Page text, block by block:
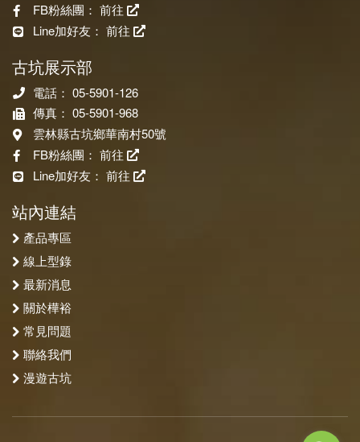
FB粉絲團： 前往
Line加好友： 前往
古坑展示部
電話： 05-5901-126
傳真： 05-5901-968
雲林縣古坑鄉華南村50號
FB粉絲團： 前往
Line加好友： 前往
站內連結
產品專區
線上型錄
最新消息
關於樺裕
常見問題
聯絡我們
漫遊古坑